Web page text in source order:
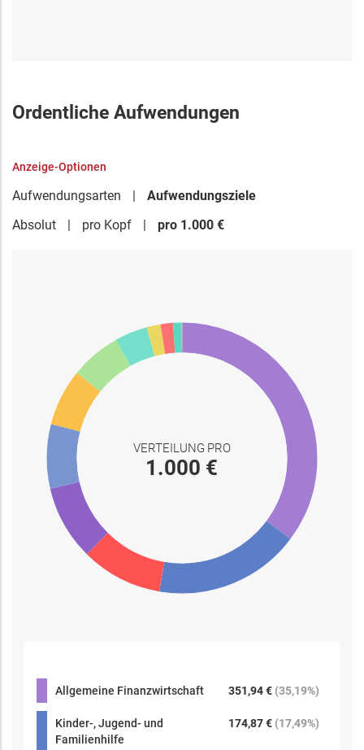
Ordentliche Aufwendungen
Anzeige-Optionen
Aufwendungsarten
Aufwendungsziele
Absolut
pro Kopf pro 1.000 €
VERTEILUNG PRO
1.000 €
Allgemeine Finanzwirtschaft 351,94 € (35,19%)
Kinder-, Jugend- und
Familienhilfe
174,87 € (17,49%)